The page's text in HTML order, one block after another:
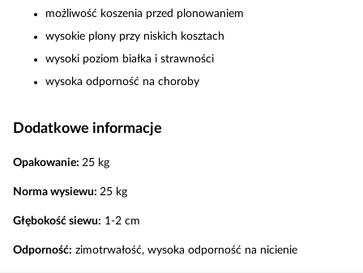
możliwość koszenia przed plonowaniem
wysokie plony przy niskich kosztach
wysoki poziom białka i strawności
wysoka odporność na choroby
Dodatkowe informacje
Opakowanie: 25 kg
Norma wysiewu: 25 kg
Głębokość siewu: 1-2 cm
Odporność: zimotrwałość, wysoka odporność na nicienie